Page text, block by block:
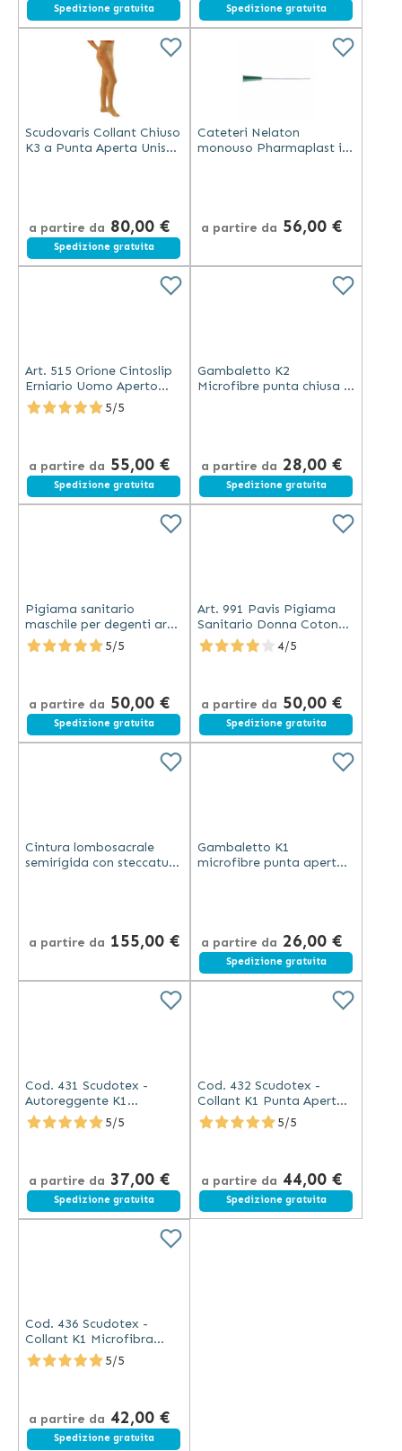
Spedizione gratuita Spedizione gratuita
Scudovaris Collant Chiuso
K3 a Punta Aperta Unisex
a partire da 80,00 €
Spedizione gratuita
Cateteri Nelaton
monouso Pharmaplast in
a partire da 56,00 €
Art. 515 Orione Cintoslip
Erniario Uomo Aperto
Medio Cotone Bianco
5/5
a partire da 55,00 €
Spedizione gratuita
Gambaletto K2
Microfibre punta chiusa -
a partire da 28,00 €
Spedizione gratuita
Pigiama sanitario
maschile per degenti art.
990
5/5
a partire da 50,00 €
Spedizione gratuita
Art. 991 Pavis Pigiama
Sanitario Donna Cotone
Anallergico
4/5
a partire da 50,00 €
Spedizione gratuita
Cintura lombosacrale
semirigida con steccatura
a partire da 155,00 €
Gambaletto K1
microfibre punta aperta
a partire da 26,00 €
Spedizione gratuita
Cod. 431 Scudotex -
Autoreggente K1
Microfibra Punta Aperta
18-21 mmHg Beige
5/5
a partire da 37,00 €
Spedizione gratuita
Cod. 432 Scudotex -
Collant K1 Punta Aperta
Microfibra 18-21 mm Hg
Beige
5/5
a partire da 44,00 €
Spedizione gratuita
Cod. 436 Scudotex -
Collant K1 Microfibra
Punta Chiusa 18-21 mm
Hg Beige
5/5
a partire da 42,00 €
Spedizione gratuita